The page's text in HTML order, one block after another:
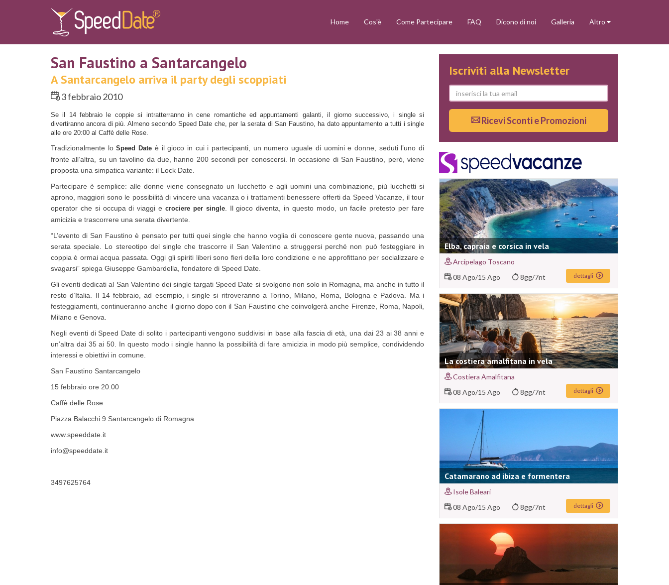
Home Cos'è Come Partecipare FAQ Dicono di noi Galleria Altro
San Faustino a Santarcangelo
A Santarcangelo arriva il party degli scoppiati
3 febbraio 2010
Se il 14 febbraio le coppie si intratterranno in cene romantiche ed appuntamenti galanti, il giorno successivo, i single si
divertiranno ancora di più. Almeno secondo Speed Date che, per la serata di San Faustino, ha dato appuntamento a tutti i single
alle ore 20:00 al Caffè delle Rose.
Tradizionalmente loSpeed Date è il gioco in cui i partecipanti, un numero uguale di uomini e donne, seduti l’uno di
fronte all’altra, su un tavolino da due, hanno 200 secondi per conoscersi. In occasione di San Faustino, però, viene
proposta una simpatica variante: il Lock Date.
Partecipare è semplice: alle donne viene consegnato un lucchetto e agli uomini una combinazione, più lucchetti si
aprono, maggiori sono le possibilità di vincere una vacanza o i trattamenti benessere offerti da Speed Vacanze, il tour
operator che si occupa di viaggi e crociere per single. Il gioco diventa, in questo modo, un facile pretesto per fare
amicizia e trascorrere una serata divertente.
“L’evento di San Faustino è pensato per tutti quei single che hanno voglia di conoscere gente nuova, passando una
serata speciale. Lo stereotipo del single che trascorre il San Valentino a struggersi perché non può festeggiare in
coppia è ormai acqua passata. Oggi gli spiriti liberi sono fieri della loro condizione e ne approfittano per socializzare e
svagarsi” spiega Giuseppe Gambardella, fondatore di Speed Date.
Gli eventi dedicati al San Valentino dei single targati Speed Date si svolgono non solo in Romagna, ma anche in tutto il
resto d’Italia. Il 14 febbraio, ad esempio, i single si ritroveranno a Torino, Milano, Roma, Bologna e Padova. Ma i
festeggiamenti, continueranno anche il giorno dopo con il San Faustino che coinvolgerà anche Firenze, Roma, Napoli,
Milano e Genova.
Negli eventi di Speed Date di solito i partecipanti vengono suddivisi in base alla fascia di età, una dai 23 ai 38 anni e
un’altra dai 35 ai 50. In questo modo i single hanno la possibilità di fare amicizia in modo più semplice, condividendo
interessi e obiettivi in comune.
San Faustino Santarcangelo
15 febbraio ore 20.00
Caffè delle Rose
Piazza Balacchi 9 Santarcangelo di Romagna
www.speeddate.it
info@speeddate.it
3497625764
Iscriviti alla Newsletter
Ricevi Sconti e Promozioni
Elba, capraia e corsica in vela
Arcipelago Toscano
08 Ago/15 Ago 8gg/7nt dettagli
La costiera amalfitana in vela
Costiera Amalfitana
08 Ago/15 Ago 8gg/7nt dettagli
Catamarano ad ibiza e formentera
Isole Baleari
08 Ago/15 Ago 8gg/7nt dettagli